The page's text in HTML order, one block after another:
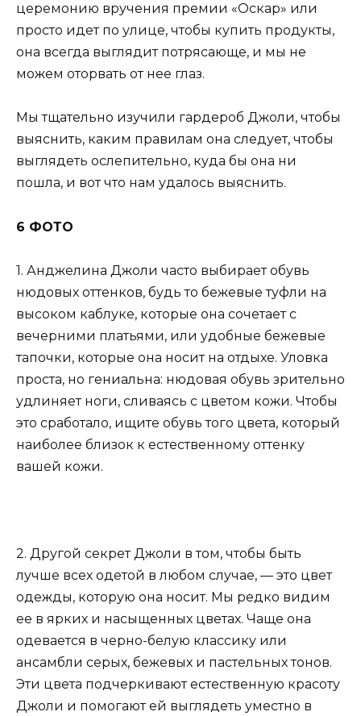
церемонию вручения премии «Оскар» или
просто идет по улице, чтобы купить продукты,
она всегда выглядит потрясающе, и мы не
можем оторвать от нее глаз.
Мы тщательно изучили гардероб Джоли, чтобы
выяснить, каким правилам она следует, чтобы
выглядеть ослепительно, куда бы она ни
пошла, и вот что нам удалось выяснить.
6 ФОТО
1. Анджелина Джоли часто выбирает обувь
нюдовых оттенков, будь то бежевые туфли на
высоком каблуке, которые она сочетает с
вечерними платьями, или удобные бежевые
тапочки, которые она носит на отдыхе. Уловка
проста, но гениальна: нюдовая обувь зрительно
удлиняет ноги, сливаясь с цветом кожи. Чтобы
это сработало, ищите обувь того цвета, который
наиболее близок к естественному оттенку
вашей кожи.
2. Другой секрет Джоли в том, чтобы быть
лучше всех одетой в любом случае, — это цвет
одежды, которую она носит. Мы редко видим
ее в ярких и насыщенных цветах. Чаще она
одевается в черно-белую классику или
ансамбли серых, бежевых и пастельных тонов.
Эти цвета подчеркивают естественную красоту
Джоли и помогают ей выглядеть уместно в